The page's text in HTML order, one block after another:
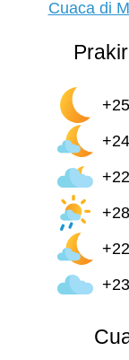
Cuaca di